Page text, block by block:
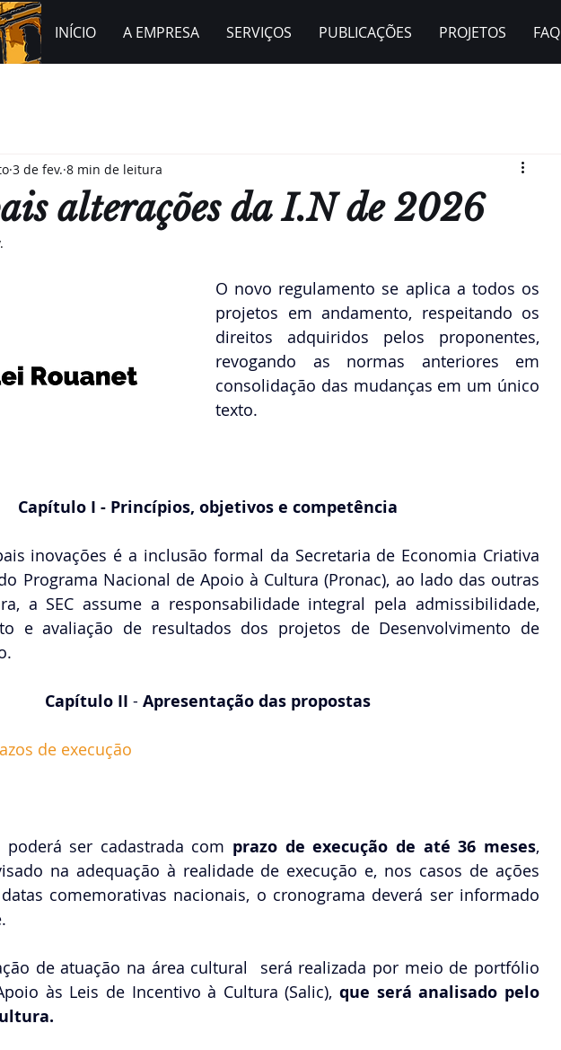
INÍCIO A EMPRESA SERVIÇOS PUBLICAÇÕES PROJETOS FAQ
alterações da I.N de 2026
3 de fev. 8 min de leitura
O novo regulamento se aplica a todos os
projetos em andamento, respeitando os
direitos adquiridos pelos proponentes,
revogando as normas anteriores em
consolidação das mudanças em um único
texto.
Capítulo I - Princípios, objetivos e competência
inovações é a inclusão formal da Secretaria de Economia Criativa
Programa Nacional de Apoio à Cultura (Pronac), ao lado das outras
a SEC assume a responsabilidade integral pela admissibilidade,
e avaliação de resultados dos projetos de Desenvolvimento de
Capítulo II - Apresentação das propostas
de execução
poderá ser cadastrada com prazo de execução de até 36 meses,
na adequação à realidade de execução e, nos casos de ações
comemorativas nacionais, o cronograma deverá ser informado
de atuação na área cultural
será realizada por meio de portfólio
às Leis de Incentivo à Cultura (Salic), que será analisado pelo